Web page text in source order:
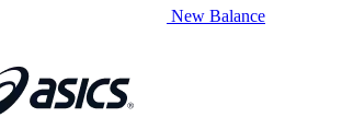
New Balance